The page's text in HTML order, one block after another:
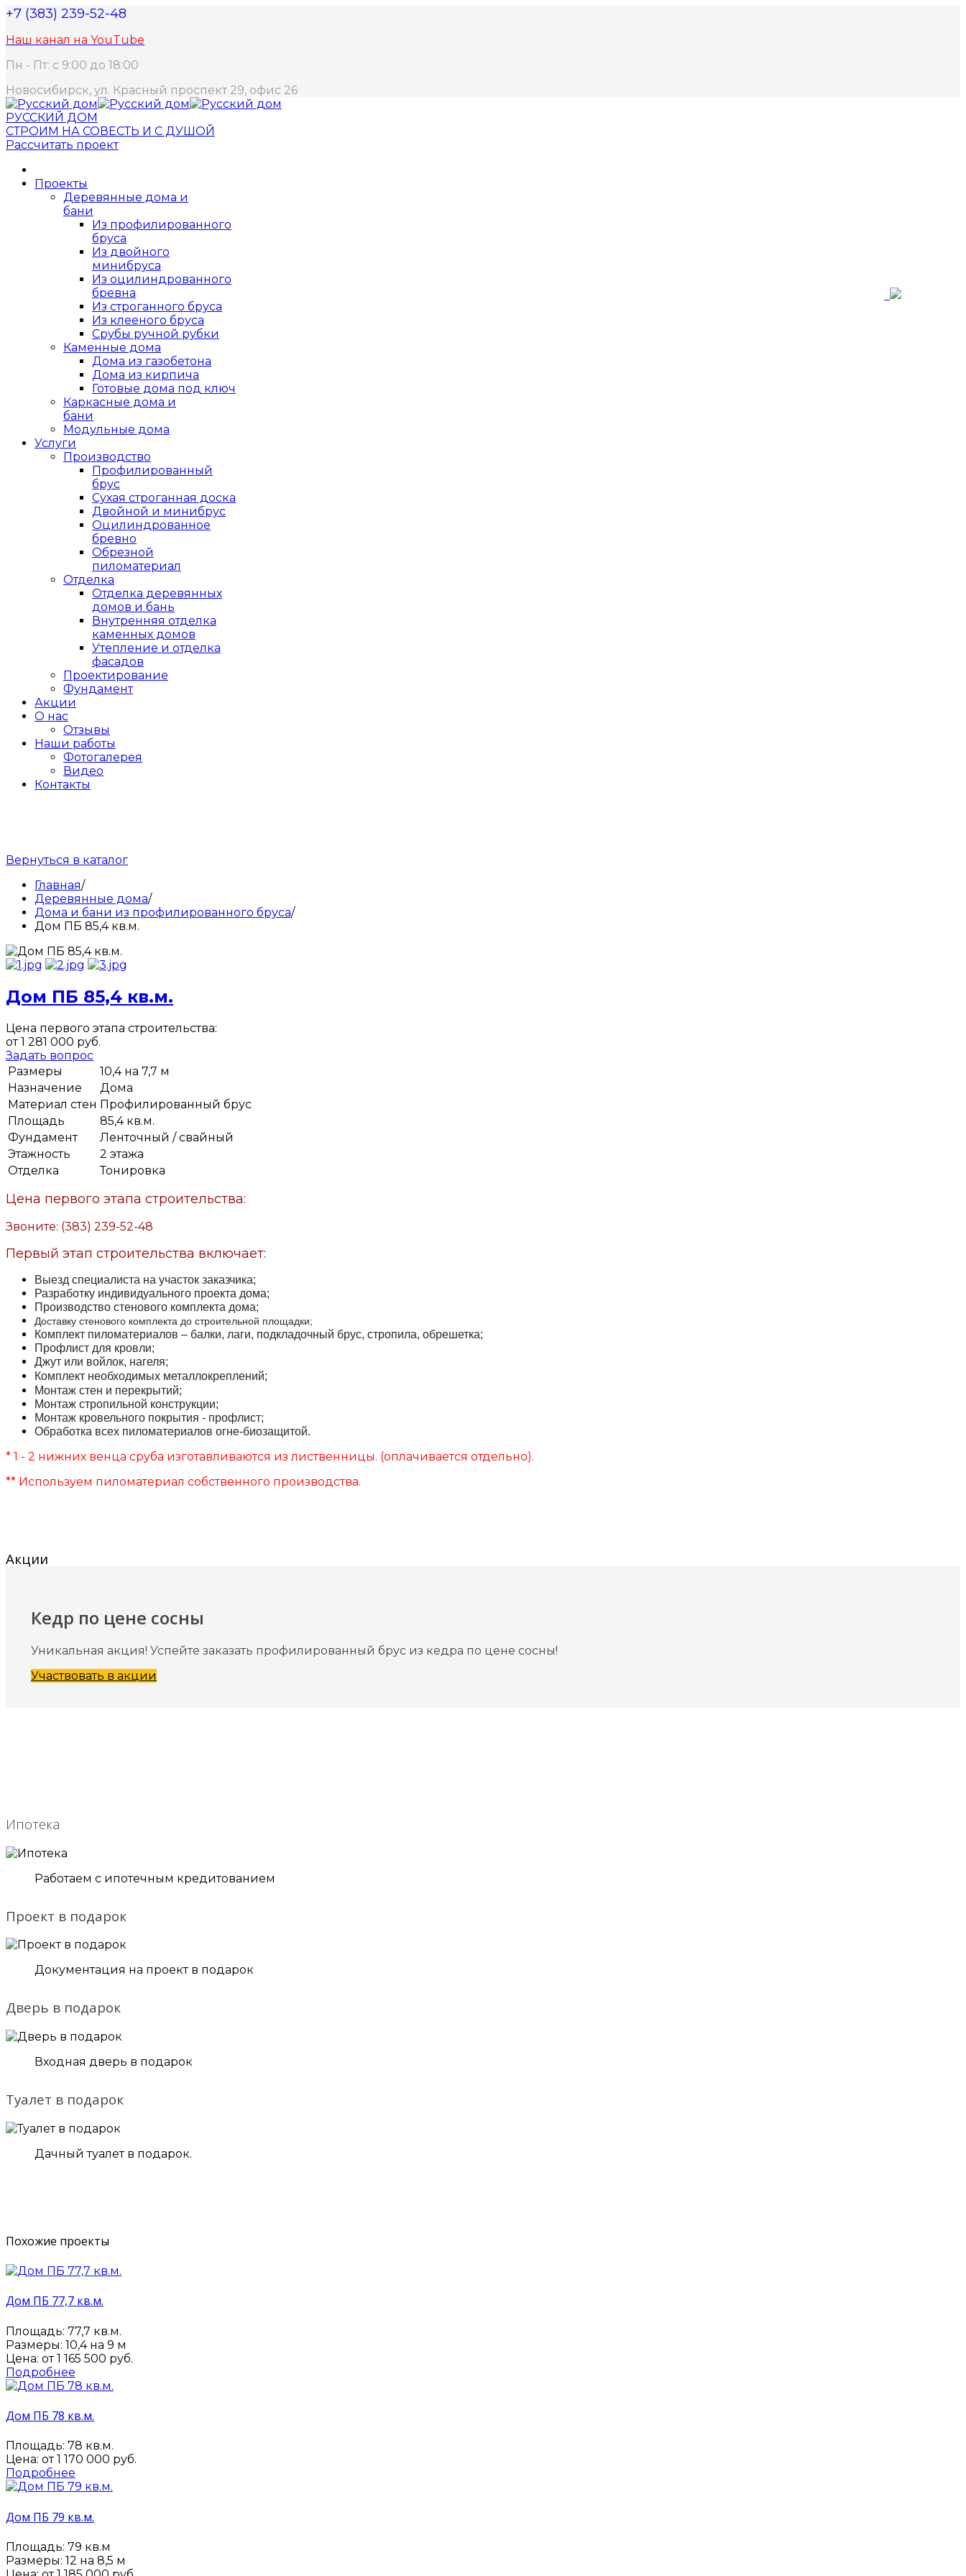
+7 (383) 239-52-48
Наш канал на YouTube
Пн - Пт: с 9:00 до 18:00
Новосибирск, ул. Красный проспект 29, офис 26
РУССКИЙ ДОМ
СТРОИМ НА СОВЕСТЬ И С ДУШОЙ
Рассчитать проект
Проекты
Деревянные дома и
бани
Из профилированного
бруса
Из двойного
минибруса
Из оцилиндрованного
бревна
Из строганного бруса
Из клееного бруса
Срубы ручной рубки
Каменные дома
Дома из газобетона
Дома из кирпича
Готовые дома под ключ
Каркасные дома и
бани
Модульные дома
Услуги
Производство
Профилированный
брус
Сухая строганная доска
Двойной и минибрус
Оцилиндрованное
бревно
Обрезной
пиломатериал
Отделка
Отделка деревянных
домов и бань
Внутренняя отделка
каменных домов
Утепление и отделка
фасадов
Проектирование
Фундамент
Акции
О нас
Отзывы
Наши работы
Фотогалерея
Видео
Контакты
Вернуться в каталог
Главная/
Деревянные дома/
Дома и бани из профилированного бруса/
Дом ПБ 85,4 кв.м.
Дом ПБ 85,4 кв.м.
Цена первого этапа строительства:
от 1 281 000 руб.
Задать вопрос
Размеры
10,4 на 7,7 м
Назначение
Дома
Материал стен Профилированный брус
Площадь
85,4 кв.м.
Фундамент
Ленточный / свайный
Этажность
2 этажа
Отделка
Тонировка
Цена первого этапа строительства:
Звоните: (383) 239-52-48
Первый этап строительства включает:
Выезд специалиста на участок заказчика;
Разработку индивидуального проекта дома;
Производство стенового комплекта дома;
Доставку стенового комплекта до строительной площадки;
Комплект пиломатериалов – балки, лаги, подкладочный брус, стропила, обрешетка;
Профлист для кровли;
Джут или войлок, нагеля;
Комплект необходимых металлокреплений;
Монтаж стен и перекрытий;
Монтаж стропильной конструкции;
Монтаж кровельного покрытия - профлист;
Обработка всех пиломатериалов огне-биозащитой.
* 1 - 2 нижних венца сруба изготавливаются из лиственницы. (оплачивается отдельно).
** Используем пиломатериал собственного производства.
Акции
Кедр по цене сосны
Уникальная акция! Успейте заказать профилированный брус из кедра по цене сосны!
Участвовать в акции
Ипотека
Работаем с ипотечным кредитованием
Проект в подарок
Документация на проект в подарок
Дверь в подарок
Входная дверь в подарок
Туалет в подарок
Дачный туалет в подарок.
Похожие проекты
Дом ПБ 77,7 кв.м.
Площадь: 77,7 кв.м.
Размеры: 10,4 на 9 м
Цена: от1 165 500 руб.
Подробнее
Дом ПБ 78 кв.м.
Площадь: 78 кв.м.
Цена: от1 170 000 руб.
Подробнее
Дом ПБ 79 кв.м.
Площадь: 79 кв.м
Размеры: 12 на 8,5 м